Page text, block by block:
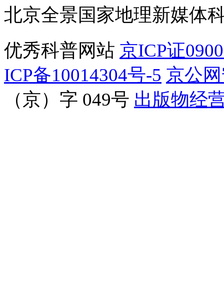
北京全景国家地理新媒体
优秀科普网站 京ICP证
ICP备10014304号-5 京公
（京）字 049号 出版物经